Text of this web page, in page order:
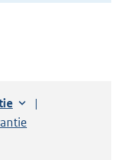
op:
pagina